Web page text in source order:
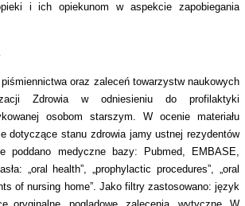
i ich opiekunom w aspekcie zapobiegania
piśmiennictwa oraz zaleceń towarzystw naukowych
Zdrowia w odniesieniu do profilaktyki
osobom starszym. W ocenie materiału
dotyczące stanu zdrowia jamy ustnej rezydentów
poddano medyczne bazy: Pubmed, EMBASE,
„oral health”, „prophylactic procedures”, „oral
of nursing home”. Jako filtry zastosowano: język